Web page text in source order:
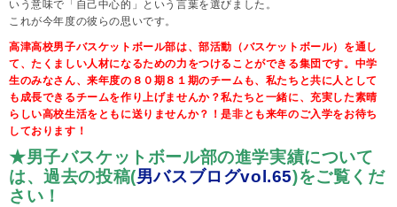
いう意味で「自己中心的」という言葉を選びました。
これが今年度の彼らの思いです。
高津高校男子バスケットボール部は、部活動（バスケットボール）を通し
て、たくましい人材になるための力をつけることができる集団です。中学
生のみなさん、来年度の ８０ 期８１期のチームも、私たちと共に人として
も成長できるチームを作り上げませんか？私たちと一緒に、充実した素晴
らしい高校生活をともに送りませんか？！是非とも来年のご入学をお待ち
しております！
★男子バスケットボール部の進学実績について
は、過去の投稿(男バスブログvol.65)をご覧くだ
さい！